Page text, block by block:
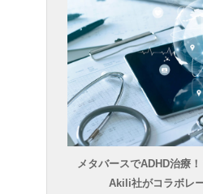
メタバースでADHD治療
Akili社がコラボレ